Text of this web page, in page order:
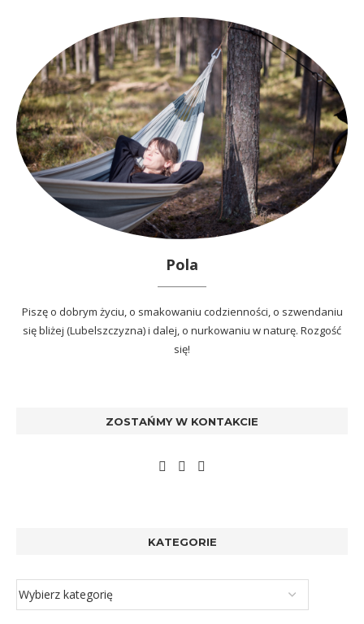
Pola
Piszę o dobrym życiu, o smakowaniu codzienności, o szwendaniu
się bliżej (Lubelszczyzna) i dalej, o nurkowaniu w naturę. Rozgość
się!
ZOSTAŃMY W KONTAKCIE
KATEGORIE